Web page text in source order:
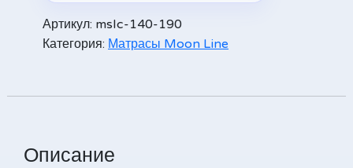
Артикул: mslc-140-190
Категория: Матрасы Moon Line
Описание